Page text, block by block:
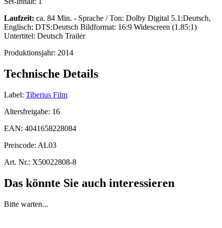
Laufzeit: ca. 84 Min. - Sprache / Ton: Dolby Digital 5.1:Deutsch,
Englisch; DTS:Deutsch Bildformat: 16:9 Widescreen (1.85:1)
Untertitel: Deutsch Trailer
Produktionsjahr: 2014
Technische Details
Label: Tiberius Film
Altersfreigabe: 16
EAN: 4041658228084
Preiscode: AL03
Art. Nr.: X50022808-8
Das könnte Sie auch interessieren
Bitte warten...